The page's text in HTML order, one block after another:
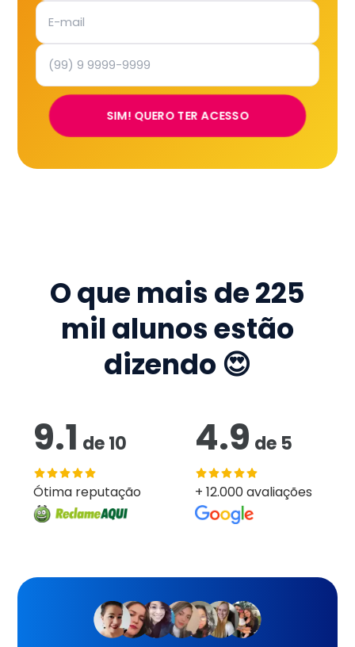
SIM! QUERO TER ACESSO
O que mais de225
mil alunos estão
dizendo 😍
9.1 de10
Ótima reputação
4.9 de 5
+ 12.000 avaliações